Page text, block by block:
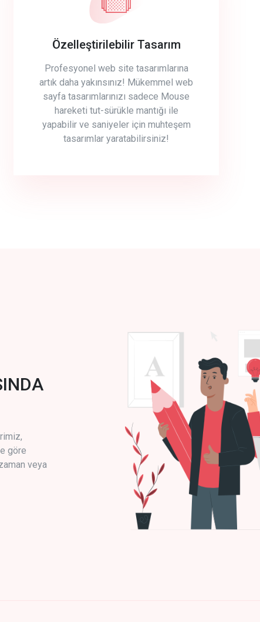
Özelleştirilebilir Tasarım
Profesyonel web site tasarımlarına
artık daha yakınsınız! Mükemmel web
sayfa tasarımlarınızı sadece Mouse
hareketi tut-sürükle mantığı ile
yapabilir ve saniyeler için muhteşem
tasarımlar yaratabilirsiniz!
göre
veya